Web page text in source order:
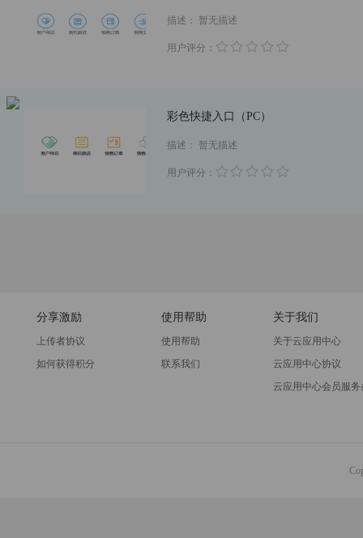
描述： 暂无描述
用户评分：
彩色快捷入口（PC）
描述： 暂无描述
用户评分：
分享激励
上传者协议
如何获得积分
使用帮助
使用帮助
联系我们
关于我们
关于云应用中心
云应用中心协议
云应用中心会员服务